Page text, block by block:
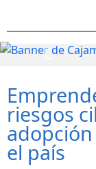
riesgos
el país